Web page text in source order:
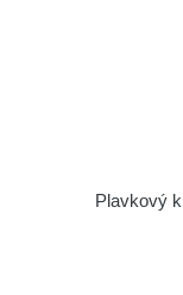
Plavkový